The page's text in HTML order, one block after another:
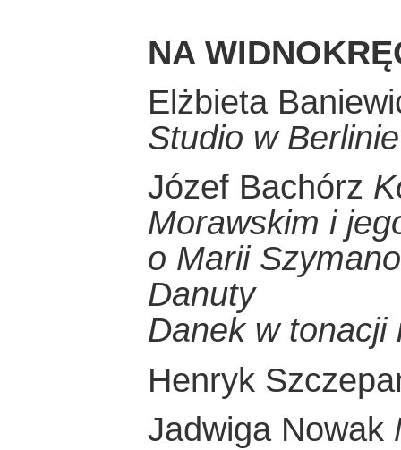
NA
Elżbieta
Studio w Berlinie
Józef Bachórz
Morawskim i
o Marii
Danuty
Danek w tonacji
Henryk
Jadwiga Nowak